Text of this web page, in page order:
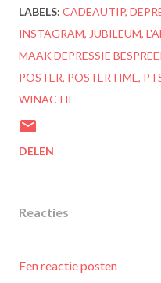
LABELS: CADEAUTIP
INSTAGRAM JUBILEUM
MAAK DEPRESSIE
POSTER POSTERTIME
WINACTIE
DELEN
Reacties
Een reactie posten